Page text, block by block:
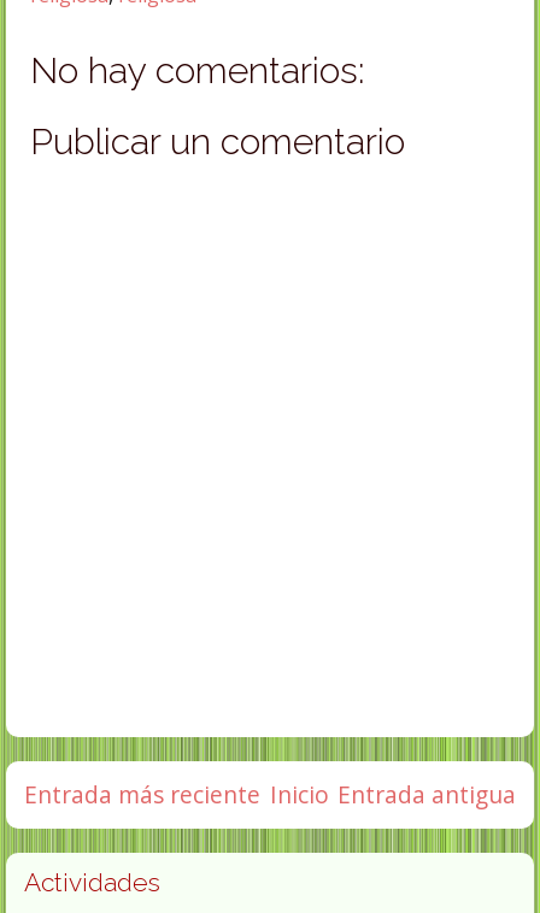
No hay comentarios:
Publicar un comentario
Entrada más reciente Entrada antigua
Inicio
Actividades